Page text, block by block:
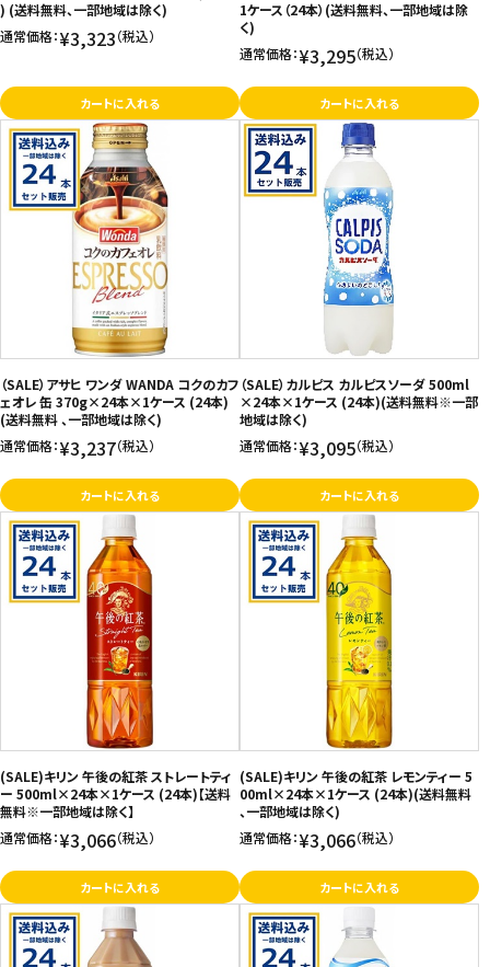
) (送料無料、一部地域は除く)
通常価格：¥3,323（税込）
カートに入れる
1ケース（24本）(送料無料、一部地域は除
く)
通常価格：¥3,295（税込）
カートに入れる
（SALE）アサヒ ワンダ WANDA コクのカフ
ェオレ 缶 370g×24本×1ケース (24本)
(送料無料 、一部地域は除く)
通常価格：¥3,237（税込）
カートに入れる
（SALE）カルピス カルピスソーダ 500ml
×24本×1ケース (24本)(送料無料※一部
地域は除く)
通常価格：¥3,095（税込）
カートに入れる
(SALE)キリン 午後の紅茶 ストレートティ
ー 500ml×24本×1ケース (24本)【送料
無料※一部地域は除く】
通常価格：¥3,066（税込）
カートに入れる
(SALE)キリン 午後の紅茶 レモンティー 5
00ml×24本×1ケース (24本)(送料無料
、一部地域は除く)
通常価格：¥3,066（税込）
カートに入れる